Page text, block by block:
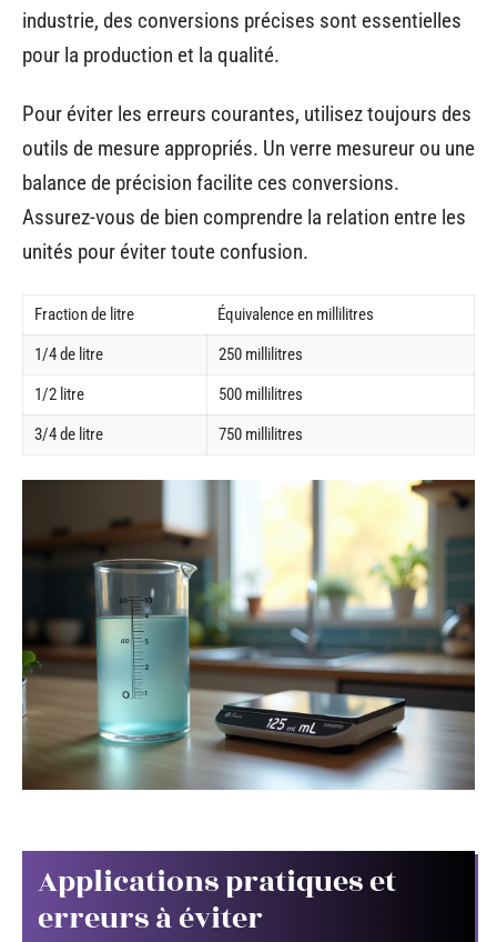
industrie, des conversions précises sont essentielles
pour la production et la qualité.
Pour éviter les erreurs courantes, utilisez toujours des
outils de mesure appropriés. Un verre mesureur ou une
balance de précision facilite ces conversions.
Assurez-vous de bien comprendre la relation entre les
unités pour éviter toute confusion.
Fraction de litre
Équivalence en millilitres
1/4 de litre
250 millilitres
1/2 litre
500 millilitres
3/4 de litre
750 millilitres
Applications pratiques et
erreurs à éviter